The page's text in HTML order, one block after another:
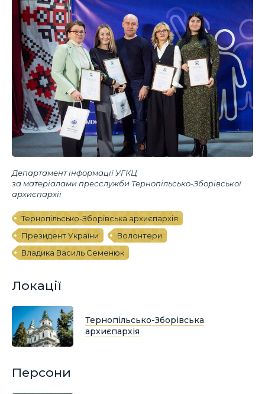
Департамент інформації УГКЦ
за матеріалами пресслужби Тернопільсько-Зборівської
архиєпархії
Тернопільсько-Зборівська архиєпархія
Президент України
Волонтери
Владика Василь Семенюк
Локації
Тернопільсько-Зборівська
архиєпархія
Персони